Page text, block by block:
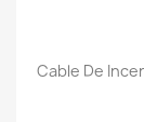
Cable De